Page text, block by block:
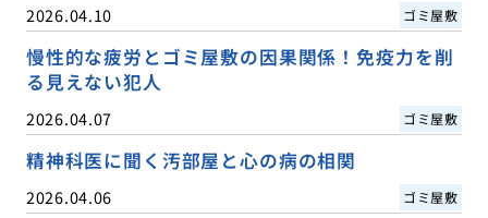
2026.04.10 ゴミ屋敷
慢性的な疲労とゴミ屋敷の因果関係！免疫力を削
る見えない犯人
2026.04.07 ゴミ屋敷
精神科医に聞く汚部屋と心の病の相関
2026.04.06 ゴミ屋敷